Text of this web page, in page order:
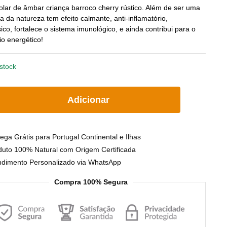
preço
original
era:
€31.50.
preço
atual
é:
de âmbar criança barroco cherry rústico. Além de ser uma
da natureza tem efeito calmante, anti-inflamatório,
fortalece o sistema imunológico, e ainda contribui para o
energético!
Adicionar
Grátis para Portugal Continental e Ilhas
100% Natural com Origem Certificada
Personalizado via WhatsApp
Compra 100% Segura